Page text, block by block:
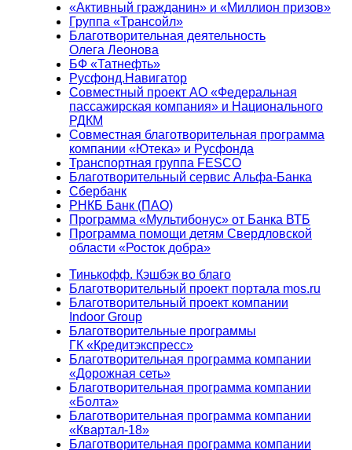
«Активный гражданин» и «Миллион призов»
Группа «Трансойл»
Благотворительная деятельность
Олега Леонова
БФ «Татнефть»
Русфонд.Навигатор
Совместный проект АО «Федеральная
пассажирская компания» и Национального
РДКМ
Совместная благотворительная программа
компании «Ютека» и Русфонда
Транспортная группа FESCO
Благотворительный сервис Альфа-Банка
Сбербанк
РНКБ Банк (ПАО)
Программа «Мультибонус» от Банка ВТБ
Программа помощи детям Свердловской
области «Росток добра»
Тинькофф. Кэшбэк во благо
Благотворительный проект портала mos.ru
Благотворительный проект компании
Indoor Group
Благотворительные программы
ГК «Кредитэкспресс»
Благотворительная программа компании
«Дорожная сеть»
Благотворительная программа компании
«Болта»
Благотворительная программа компании
«Квартал-18»
Благотворительная программа компании